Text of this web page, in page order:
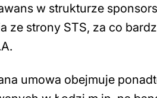
w strukturze
ze strony STS, za co
umowa obejmuje